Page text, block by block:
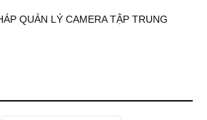
QUẢN LÝ CAMERA TẬP TRUNG